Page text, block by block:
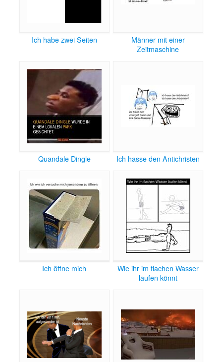
Ich habe zwei Seiten
Männer mit einer
Zeitmaschine
Quandale Dingle Ich hasse den Antichristen
Ich öffne mich
Wie ihr im flachen Wasser
laufen könnt